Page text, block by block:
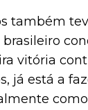
também
vitória
já está a